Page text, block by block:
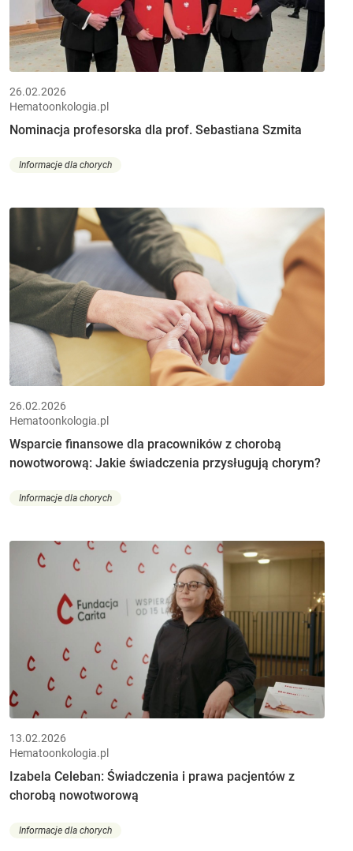
26.02.2026
Hematoonkologia.pl
Nominacja profesorska dla prof. Sebastiana Szmita
Informacje dla chorych
26.02.2026
Hematoonkologia.pl
Wsparcie finansowe dla pracowników z chorobą
nowotworową: Jakie świadczenia przysługują chorym?
Informacje dla chorych
13.02.2026
Hematoonkologia.pl
Izabela Celeban: Świadczenia i prawa pacjentów z
chorobą nowotworową
Informacje dla chorych